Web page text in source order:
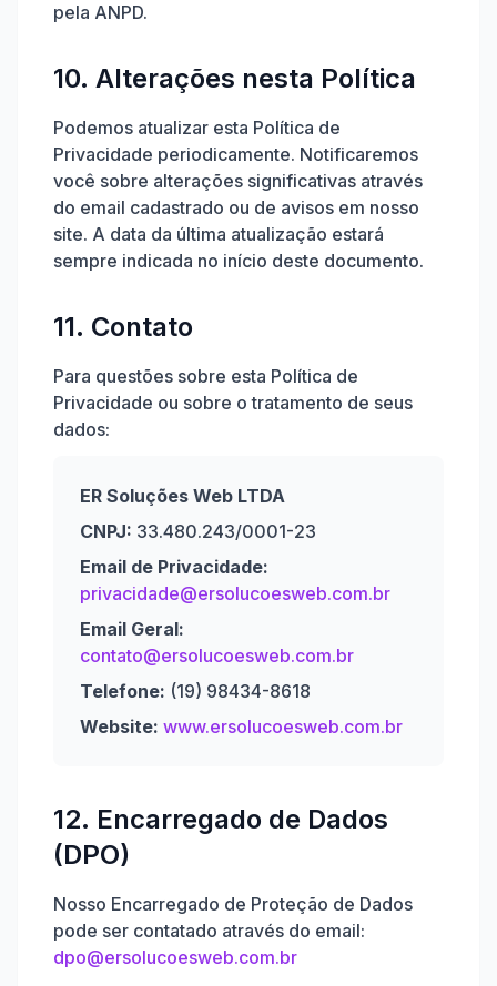
pela ANPD.
10. Alterações nesta Política
Podemos atualizar esta Política de
Privacidade periodicamente. Notificaremos
você sobre alterações significativas através
do email cadastrado ou de avisos em nosso
site. A data da última atualização estará
sempre indicada no início deste documento.
11. Contato
Para questões sobre esta Política de
Privacidade ou sobre o tratamento de seus
dados:
ER Soluções Web LTDA
CNPJ: 33.480.243/0001-23
Email de Privacidade:
privacidade@ersolucoesweb.com.br
Email Geral:
contato@ersolucoesweb.com.br
Telefone: (19) 98434-8618
Website: www.ersolucoesweb.com.br
12. Encarregado de Dados
(DPO)
Nosso Encarregado de Proteção de Dados
pode ser contatado através do email:
dpo@ersolucoesweb.com.br